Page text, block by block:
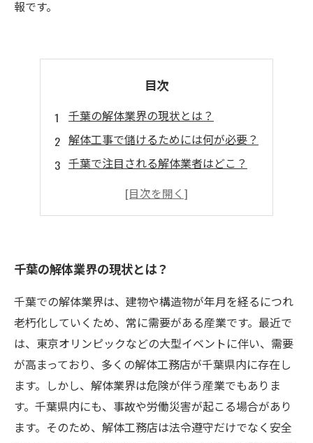
報です。
目次
千葉の解体業界の現状とは？
解体工事で儲けるためには何が必要？
千葉で注目される解体業者はどこ？
解体業界で働く人々の評判は？
千葉の解体業界の現状とは？
千葉での解体業界は、建物や構造物が年月を経るにつれ
老朽化していくため、常に需要がある産業です。最近で
は、東京オリンピックなどの大型イベントに伴い、需要
が高まっており、多くの解体工務店が千葉県内に存在し
ます。しかし、解体業界は危険が伴う産業でもありま
す。千葉県内にも、事故や労働災害が起こる場合があり
ます。そのため、解体工務店は法令遵守だけでなく安全